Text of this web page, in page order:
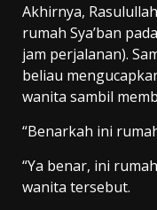
Akhirnya,
rumah Sya’ban
jam perjalanan).
beliau
wanita sambil
“Benarkah ini
“Ya benar, ini
wanita tersebut.